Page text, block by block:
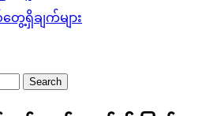
ေ့ရှိချက်များ